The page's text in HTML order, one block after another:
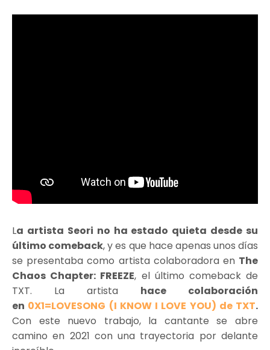
La artista Seori no ha estado quieta desde su
último comeback, y es que hace apenas unos días
se presentaba como artista colaboradora en The
Chaos Chapter: FREEZE, el último comeback de
TXT. La artista hace colaboración
en 0X1=LOVESONG (I KNOW I LOVE YOU) de TXT.
Con este nuevo trabajo, la cantante se abre
camino en 2021 con una trayectoria por delante